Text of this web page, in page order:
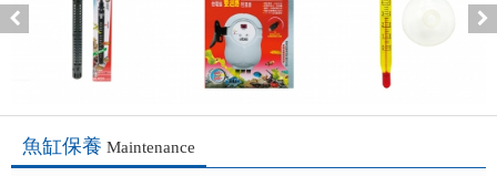
魚缸保養 Maintenance